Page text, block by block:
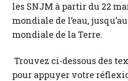
les SNJM à partir du 22
mondiale de l’eau,
mondiale de la Terre.
Trouvez ci-dessous des
pour appuyer votre